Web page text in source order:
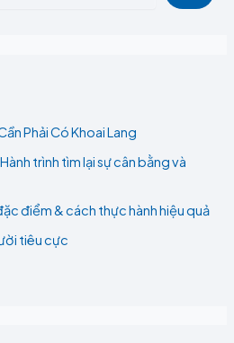
Phải Có Khoai Lang
trình tìm lại sự cân bằng và
điểm & cách thực hành hiệu quả
tiêu cực